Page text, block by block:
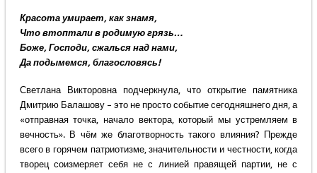
Красота умирает, как знамя,
Что втоптали в родимую грязь…
Боже, Господи, сжалься над нами,
Да подымемся, благословясь!
Светлана Викторовна подчеркнула, что открытие памятника
Дмитрию Балашову – это не просто событие сегодняшнего дня, а
«отправная точка, начало вектора, который мы устремляем в
вечность». В чём же благотворность такого влияния? Прежде
всего в горячем патриотизме, значительности и честности, когда
творец соизмеряет себя не с линией правящей партии, не с